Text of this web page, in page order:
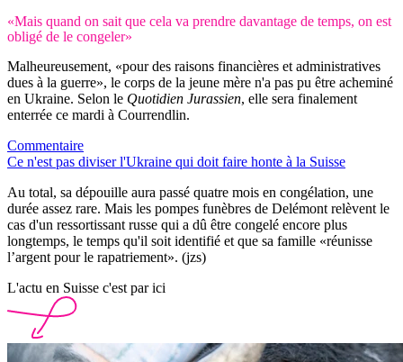
«Mais quand on sait que cela va prendre davantage de temps, on est
obligé de le congeler»
Malheureusement, «pour des raisons financières et administratives
dues à la guerre», le corps de la jeune mère n'a pas pu être acheminé
en Ukraine. Selon le Quotidien Jurassien, elle sera finalement
enterrée ce mardi à Courrendlin.
Commentaire
Ce n'est pas diviser l'Ukraine qui doit faire honte à la Suisse
Au total, sa dépouille aura passé quatre mois en congélation, une
durée assez rare. Mais les pompes funèbres de Delémont relèvent le
cas d'un ressortissant russe qui a dû être congelé encore plus
longtemps, le temps qu'il soit identifié et que sa famille «réunisse
l’argent pour le rapatriement». (jzs)
L'actu en Suisse c'est par ici